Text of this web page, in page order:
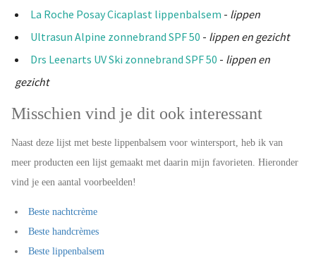
La Roche Posay Cicaplast lippenbalsem - lippen
Ultrasun Alpine zonnebrand SPF 50 - lippen en gezicht
Drs Leenarts UV Ski zonnebrand SPF 50 - lippen en
gezicht
Misschien vind je dit ook interessant
Naast deze lijst met beste lippenbalsem voor wintersport, heb ik van
meer producten een lijst gemaakt met daarin mijn favorieten. Hieronder
vind je een aantal voorbeelden!
Beste nachtcrème
Beste handcrèmes
Beste lippenbalsem